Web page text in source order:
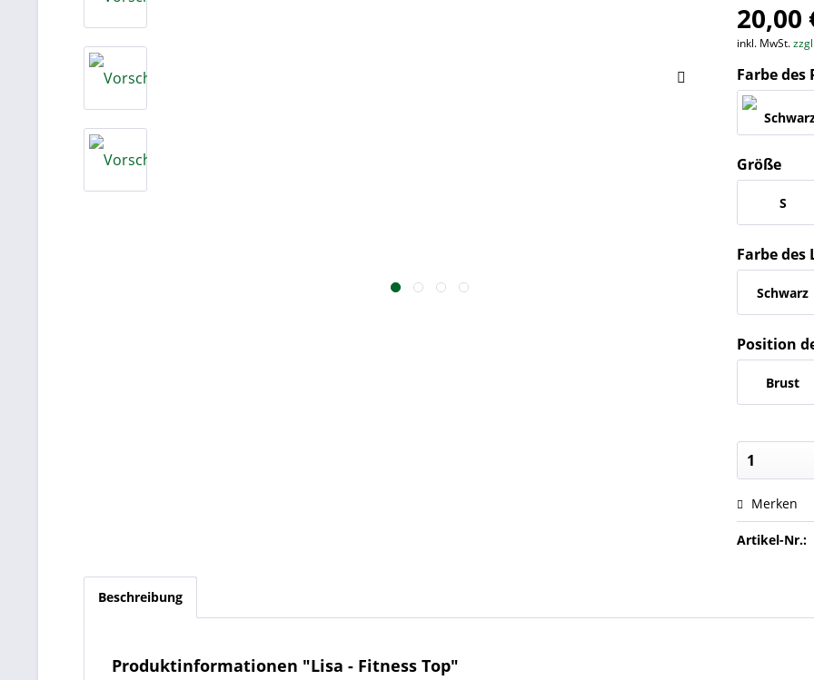
20,00
inkl. MwSt.
Farbe des
Größe
S
Farbe des
Schwarz
Position
Brust
Merken
Artikel-Nr.:
Beschreibung
Produktinformationen "Lisa - Fitness Top"